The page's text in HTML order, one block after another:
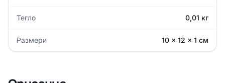
Тегло 0,01 кг
Размери 10 × 12 × 1 см